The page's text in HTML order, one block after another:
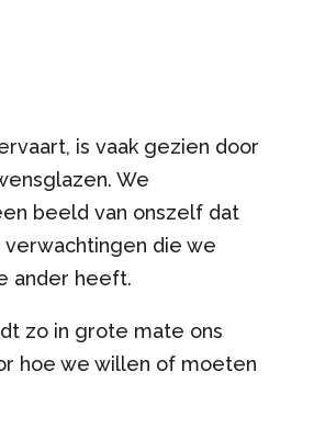
is vaak gezien door
We
beeld van onszelf dat
verwachtingen die we
ander heeft.
zo in grote mate ons
hoe we willen of moeten